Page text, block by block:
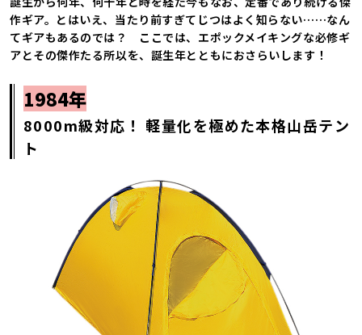
作ギア。とはいえ、当たり前すぎてじつはよく知らない……なん
てギアもあるのでは？ ここでは、エポックメイキングな必修ギ
アとその傑作たる所以を、誕生年とともにおさらいします！
1984年
8000m級対応！ 軽量化を極めた本格山岳テン
ト